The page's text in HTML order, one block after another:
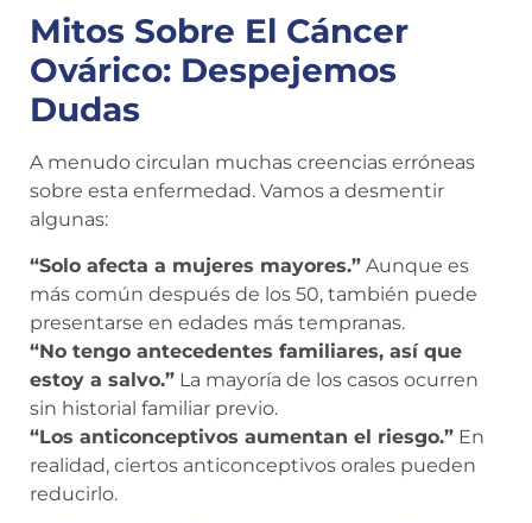
Mitos Sobre El Cáncer
Ovárico: Despejemos
Dudas
A menudo circulan muchas creencias erróneas
sobre esta enfermedad. Vamos a desmentir
algunas:
“Solo afecta a mujeres mayores.” Aunque es
más común después de los 50, también puede
presentarse en edades más tempranas.
“No tengo antecedentes familiares, así que
estoy a salvo.” La mayoría de los casos ocurren
sin historial familiar previo.
“Los anticonceptivos aumentan el riesgo.” En
realidad, ciertos anticonceptivos orales pueden
reducirlo.